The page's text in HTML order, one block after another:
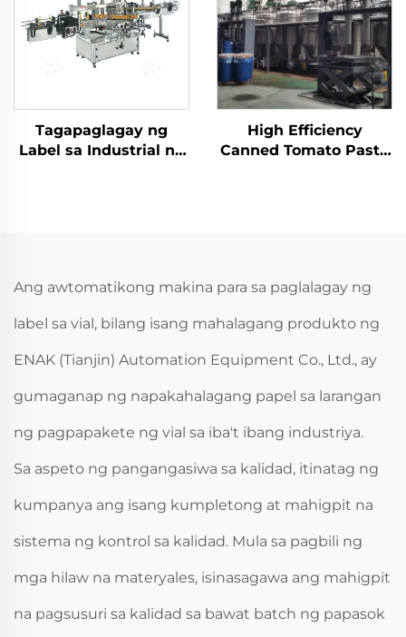
Tagapaglagay ng
Label sa Industrial na
High Efficiency
Canned Tomato Paste
Ang awtomatikong makina para sa paglalagay ng
label sa vial, bilang isang mahalagang produkto ng
ENAK (Tianjin) Automation Equipment Co., Ltd., ay
gumaganap ng napakahalagang papel sa larangan
ng pagpapakete ng vial sa iba't ibang industriya.
Sa aspeto ng pangangasiwa sa kalidad, itinatag ng
kumpanya ang isang kumpletong at mahigpit na
sistema ng kontrol sa kalidad. Mula sa pagbili ng
mga hilaw na materyales, isinasagawa ang mahigpit
na pagsusuri sa kalidad sa bawat batch ng papasok